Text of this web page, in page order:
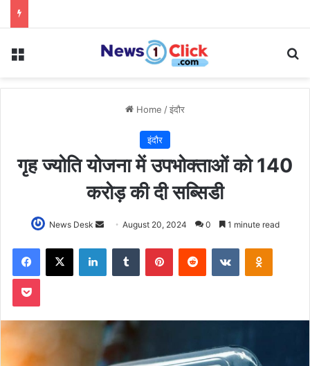
Menu
Home /इंदौर
इंदौर
गृह ज्योति योजना में उपभोक्ताओं को 140
करोड़ की दी सब्सिडी
News Desk
Send
email
August 20, 2024 0 1 minute read
Facebook
X LinkedInTumblr PinterestReddit VKontakte
Pocket